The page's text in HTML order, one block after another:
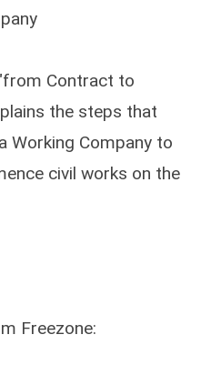
Contract to
the steps that
Working Company to
civil works on the
Freezone: